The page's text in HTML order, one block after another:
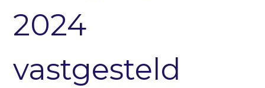
2024
vastgesteld